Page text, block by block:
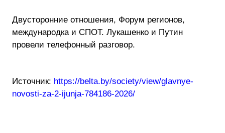
Двусторонние отношения, Форум регионов,
международка и СПОТ. Лукашенко и Путин
провели телефонный разговор.
Источник: https://belta.by/society/view/glavnye-
novosti-za-2-ijunja-784186-2026/